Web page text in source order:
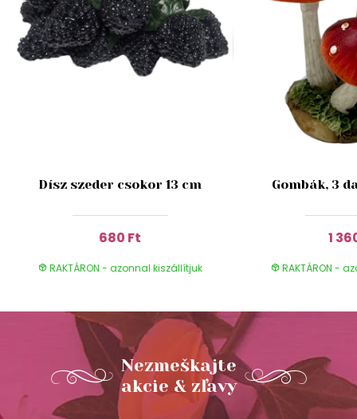
Dísz szeder csokor 13 cm
680 Ft
RAKTÁRON - azonnal kiszállítjuk
Gombák, 3
1
RAKTÁRON -
Nezmeškajte
akcie & zľavy